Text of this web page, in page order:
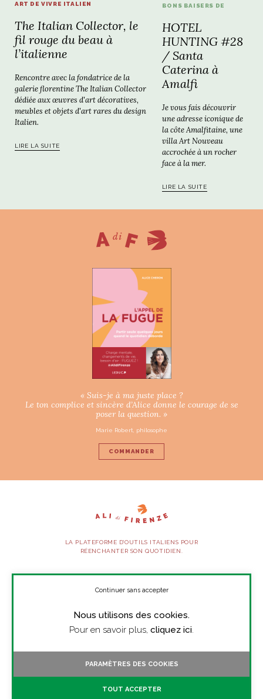
ART DE VIVRE ITALIEN
The Italian Collector, le
fil rouge du beau à
l’italienne
Rencontre avec la fondatrice de la
galerie florentine The Italian Collector
dédiée aux œuvres d'art décoratives,
meubles et objets d'art rares du design
Italien.
LIRE LA SUITE
BONS BAISERS DE
HOTEL
HUNTING #28
/ Santa
Caterina à
Amalfi
Je vous fais découvrir
une adresse iconique de
la côte Amalfitaine, une
villa Art Nouveau
accrochée à un rocher
face à la mer.
LIRE LA SUITE
« Suis-je à ma juste place ?
Le ton complice et sincère d’Alice donne le courage de se
poser la question. »
Marie Robert, philosophe
COMMANDER
LA PLATEFORME D’OUTILS ITALIENS POUR
RÉENCHANTER SON QUOTIDIEN.
SUIVEZ-NOUS
Nous utilisons des cookies.
Pour en savoir plus, cliquez ici.
Continuer sans accepter
PARAMÈTRES DES COOKIES
TOUT ACCEPTER